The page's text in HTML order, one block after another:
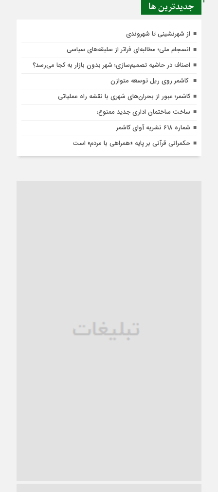
جديدترين ها
از شهرنشینی تا شهروندی
انسجام ملی؛ مطالبه‌ای فراتر از سلیقه‌های سیاسی
اصناف در حاشیه تصمیم‌سازی؛ شهر بدون بازار به کجا می‌رسد؟
کاشمر روی ریل توسعه متوازن
کاشمر؛ عبور از بحران‌های شهری با نقشه راه عملیاتی
ساخت ساختمان اداری جدید ممنوع؛
شماره 618 نشریه آوای کاشمر
حکمرانی قرآنی بر پایه «همراهی با مردم» است